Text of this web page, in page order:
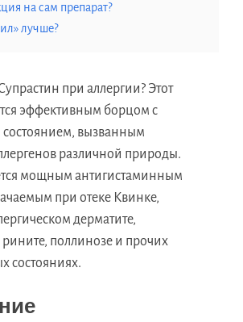
на сам препарат?
лучше?
при аллергии? Этот
эффективным борцом с
состоянием, вызванным
различной природы.
мощным антигистаминным
при отеке Квинке,
дерматите,
поллинозе и прочих
состояниях.